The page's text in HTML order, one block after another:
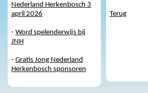
Nederland Herkenbosch 3
april 2026
- Word spelenderwijs bij
JNH
- Gratis Jong Nederland
Herkenbosch sponsoren
Terug